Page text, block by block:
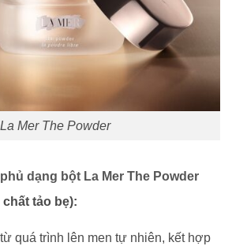
La Mer The Powder
dạng bột La Mer The Powder
tảo bẹ):
quá trình lên men tự nhiên, kết hợp